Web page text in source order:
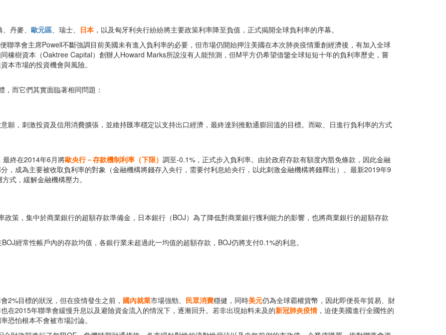
丹麥、 歐元區、瑞士、 日本，以及匈牙利央行紛紛將主要政策利率降至負值，正式揭開全球負利率的序幕。
聯準會主席Powell不斷強調目前美國未有進入負利率的必要，但市場仍開始押注美國在本次肺炎疫情重創經濟後，有加入全球
橡樹資本（Oaktree Capital）創辦人Howard Marks所說沒有人能預測，但M平方仍希望借鑒全球短短十年的負利率歷史，嘗
本市場的投資機會與風險。
，而它們其實面臨著相同問題：
，刺激投資及信用消費擴張，並維持匯率穩定以支持出口經濟，最終達到推動通膨回溫的目標。而歐、日進行負利率的方式
最終在2014年6月將歐央行－存款機制利率（下限） 調至-0.1%，正式步入負利率。由於政府存款有額度內豁免條款，因此金融
，成為主要被收取負利率的對象（金融機構將錢存入央行，需要付利息給央行，以此刺激金融機構將錢釋出）。最新2019年9
式，緩解金融機構壓力。
策，集中於商業銀行的超額存款準備金，日本銀行（BOJ）為了降低對商業銀行獲利能力的影響，也將商業銀行的超額存款
經常性帳戶內的存款均值，各銀行業未超過此一均值的超額存款，BOJ仍將支付0.1%的利息。
2%目標的狀況，但在疫情發生之前， 國內就業市場強勁、 民眾消費穩健，同時美元仍為全球霸權貨幣，因此即便長年貿易、財
在2015年聯準會緩慢升息以及避險資金流入的情況下，逐漸回升。若非出現始料未及的新冠肺炎疫情，迫使美國進行全國性的
恐怕根本不會被市場討論。